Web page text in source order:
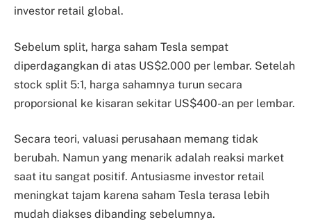
investor retail global.
Sebelum split, harga saham Tesla sempat
diperdagangkan di atas US$2.000 per lembar. Setelah
stock split 5:1, harga sahamnya turun secara
proporsional ke kisaran sekitar US$400-an per lembar.
Secara teori, valuasi perusahaan memang tidak
berubah. Namun yang menarik adalah reaksi market
saat itu sangat positif. Antusiasme investor retail
meningkat tajam karena saham Tesla terasa lebih
mudah diakses dibanding sebelumnya.